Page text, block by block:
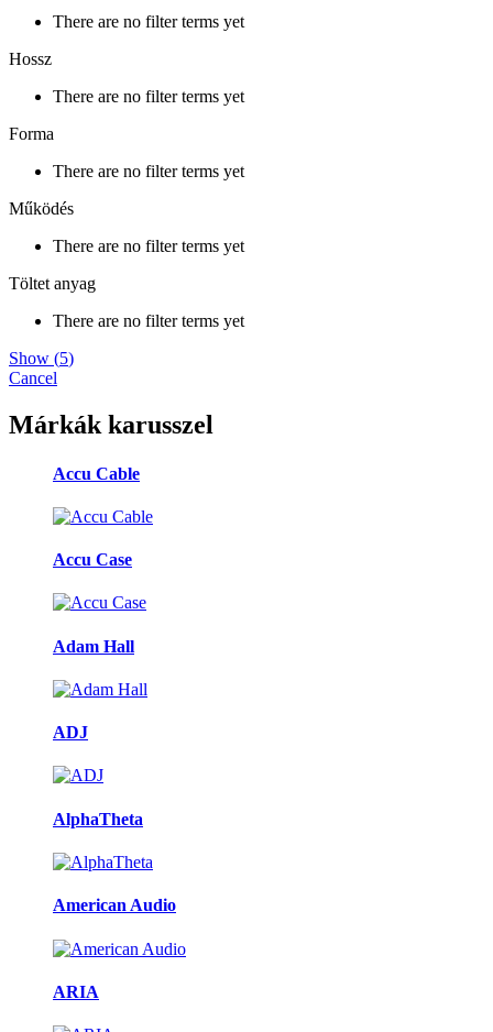
There are no filter terms yet
Hossz
There are no filter terms yet
Forma
There are no filter terms yet
Működés
There are no filter terms yet
Töltet anyag
There are no filter terms yet
Show (5)
Cancel
Márkák karusszel
Accu Cable
Accu Case
Adam Hall
ADJ
AlphaTheta
American Audio
ARIA